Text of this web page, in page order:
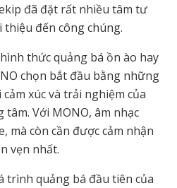
đã đặt rất nhiều tâm tư
thiệu đến công chúng.
thức quảng bá ồn ào hay
chọn bắt đầu bằng những
xúc và trải nghiệm của
Với MONO, âm nhạc
mà còn cần được cảm nhận
vẹn nhất.
trình quảng bá đầu tiên của